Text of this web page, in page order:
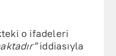
o ifadeleri
iddiasıyla